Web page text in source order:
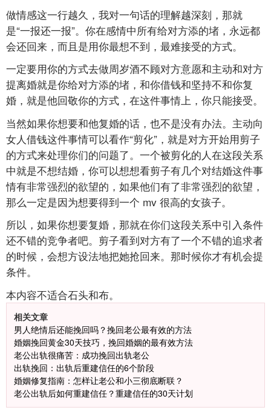
做情感这一行越久，我对一句话的理解越深刻，那就
是“一报还一报”。你在感情中所有给对方添的堵，永远都
会还回来，而且是用你最想不到，最难接受的方式。
一定要用你的方式去做周岁酒不顾对方意愿和主动和对方
提离婚就是你给对方添的堵，和你借钱和坚持不和你复
婚，就是他回敬你的方式，在这件事情上，你只能接受。
当然如果你想要和他复婚的话，也不是没有办法。主动向
女人借钱这件事情可以看作“剪化”，就是对方开始用剪子
的方式来处理你们的问题了。一个被剪化的人在这段关系
中就是不想结婚，你可以想想看剪子有几个对结婚这件事
情有非常强烈的欲望的，如果他们有了非常强烈的欲望，
那么一定是因为想要得到一个 mv 很高的女孩子。
所以，如果你想要复婚，那就在你们这段关系中引入条件
还不错的竞争者吧。剪子看到对方有了一个不错的追求者
的时候，会想方设法地把她抢回来。那时候你才有机会提
条件。
本内容不适合石头和布。
相关文章
男人绝情后还能挽回吗？挽回老公最有效的方法
婚姻挽回黄金30天技巧，挽回婚姻的最有效方法
老公出轨很痛苦：成功挽回出轨老公
出轨挽回：出轨后重建信任的6个阶段
婚姻修复指南：怎样让老公和小三彻底断联？
老公出轨后如何重建信任？重建信任的30天计划